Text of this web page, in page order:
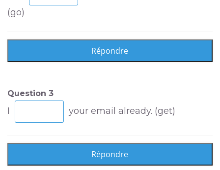
(go)
Question 3
I your email already. (get)